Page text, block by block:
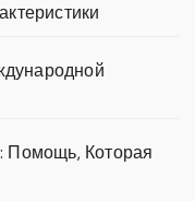
Помощь, Которая